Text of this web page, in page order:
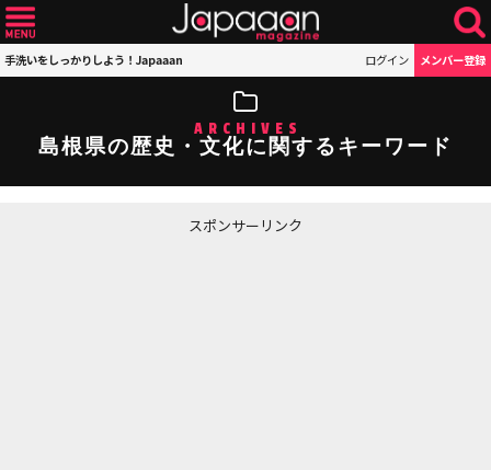
手洗いをしっかりしよう！Japaaan ログイン メンバー登録
ARCHIVES
島根県の歴史・文化に関するキーワード
スポンサーリンク